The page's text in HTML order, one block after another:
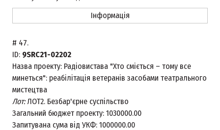
Інформація
# 47.
ID: 9SRC21-02202
Назва проекту: Радіовистава "Хто сміється – тому все
минеться": реабілітація ветеранів засобами театрального
мистецтва
Лот:ЛОТ2. Безбар'єрне суспільство
Загальний бюджет проекту: 1030000.00
Запитувана сума від УКФ: 1000000.00